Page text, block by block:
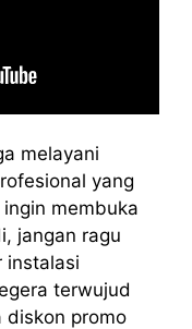
melayani
yang
membuka
jangan ragu
instalasi
terwujud
diskon promo